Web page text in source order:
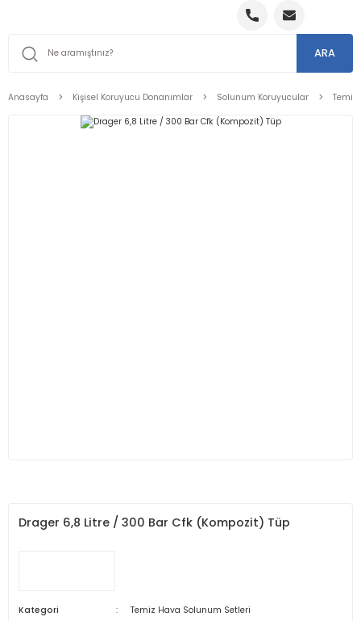
ARA
Anasayfa Kişisel Koruyucu Donanımlar Solunum Koruyucular Temiz
Drager 6,8 Litre / 300 Bar Cfk (Kompozit) Tüp
Kategori
Temiz Hava Solunum Setleri